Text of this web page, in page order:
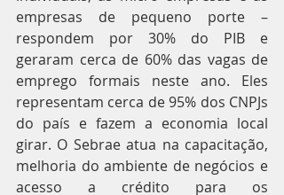
empresas de pequeno porte –
respondem por 30% do PIB e
geraram cerca de 60% das vagas de
emprego formais neste ano. Eles
representam cerca de 95% dos CNPJs
do país e fazem a economia local
girar. O Sebrae atua na capacitação,
melhoria do ambiente de negócios e
acesso a crédito para os